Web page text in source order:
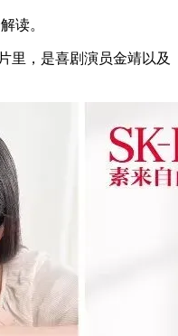
读。
里，是喜剧演员金靖以及